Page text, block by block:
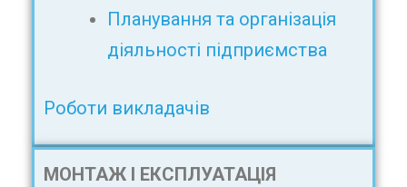
Планування та організація
діяльності підприємства
Роботи викладачів
МОНТАЖ І ЕКСПЛУАТАЦІЯ